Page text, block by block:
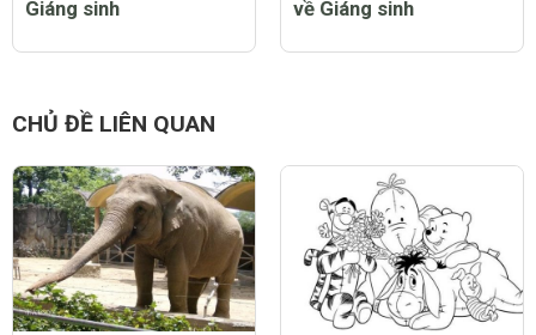
Giáng sinh
CHỦ ĐỀ LIÊN QUAN